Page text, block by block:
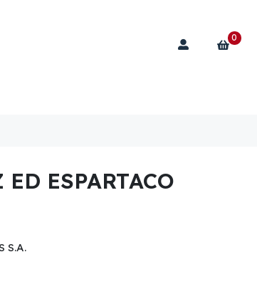
0
ESPARTACO
S.A.